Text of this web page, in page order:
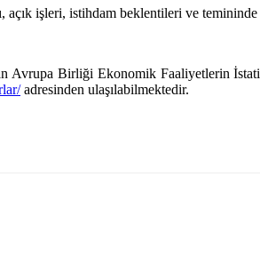
açık işleri, istihdam beklentileri ve
Avrupa Birliği Ekonomik Faaliyetlerin
adresinden ulaşılabilmektedir.